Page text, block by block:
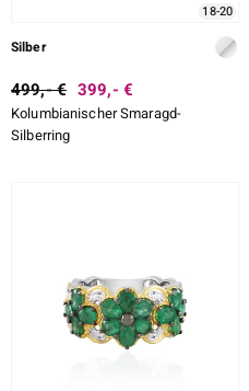
18-20
Silber
499,- € 399,- €
Kolumbianischer Smaragd-
Silberring